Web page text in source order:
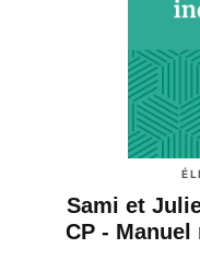
Sami et
CP -